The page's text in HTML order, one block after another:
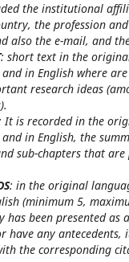
the institutional
the profession
also the e-mail, and
: short text in the
in English where
research ideas
It is recorded in the
in English, the
sub-chapters that
: in the original
(minimum 5,
has been presented as
have any antecedents,
the corresponding